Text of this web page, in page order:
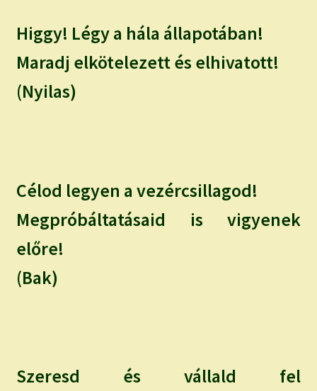
Higgy! Légy a hála állapotában!
Maradj elkötelezett és elhivatott!
(Nyilas)
Célod legyen a vezércsillagod!
Megpróbáltatásaid is vigyenek
előre!
(Bak)
Szeresd és vállald fel